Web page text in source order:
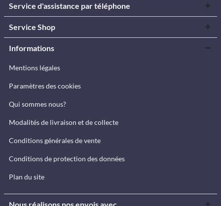
Service d'assistance par téléphone
Service Shop
Informations
Mentions légales
Paramètres des cookies
Qui sommes nous?
Modalités de livraison et de collecte
Conditions générales de vente
Conditions de protection des données
Plan du site